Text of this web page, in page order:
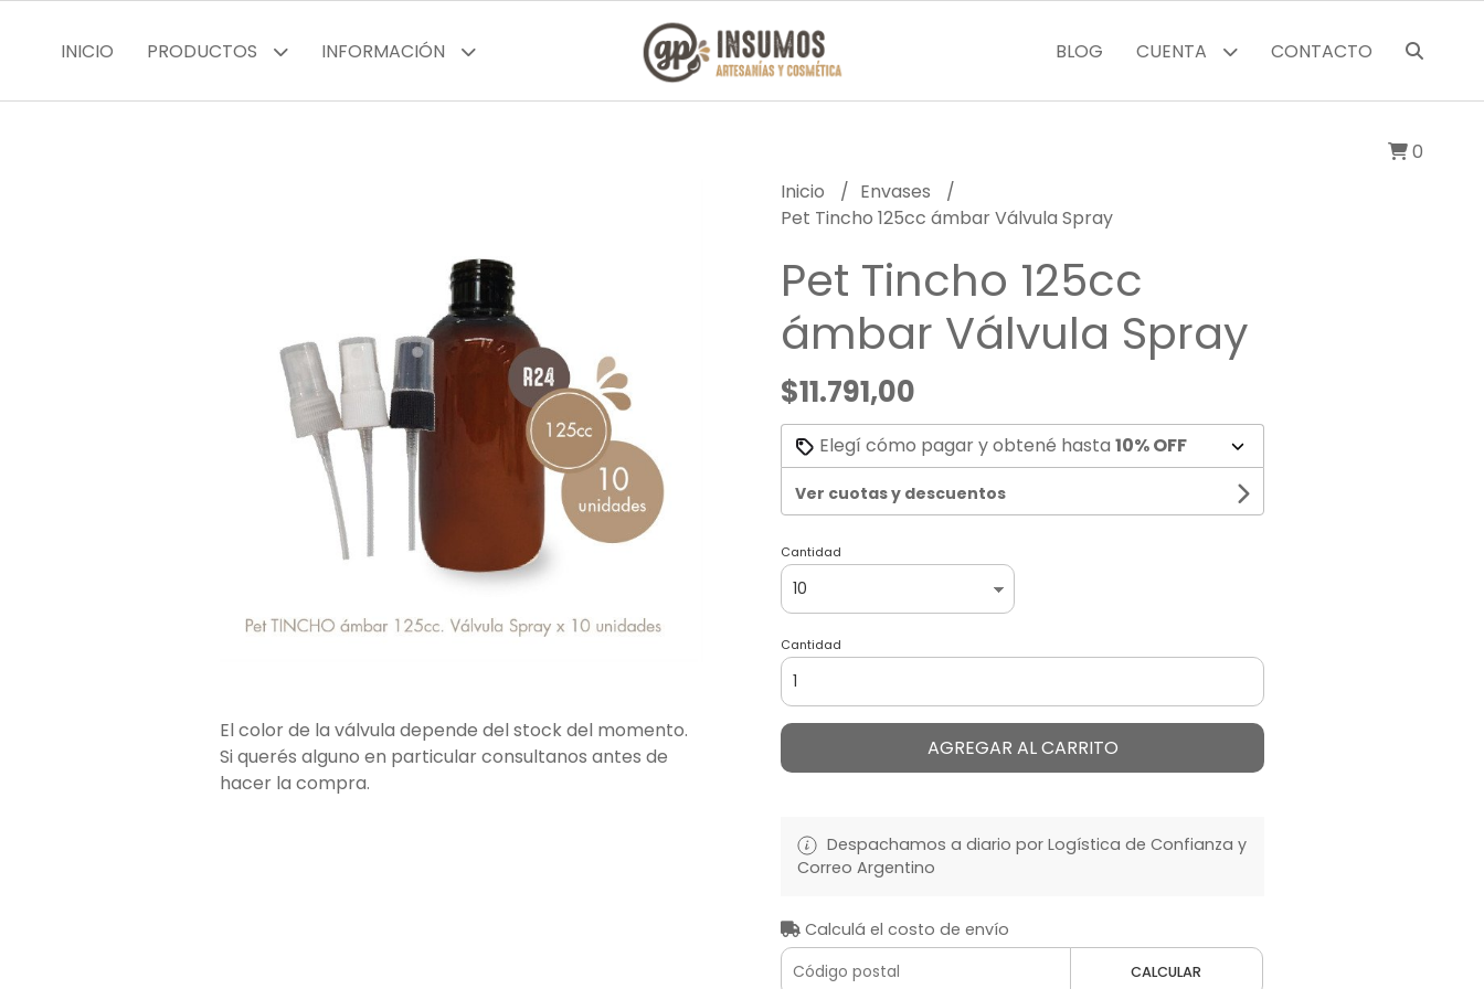
INICIO PRODUCTOS INFORMACIÓN BLOG CUENTA CONTACTO
0
El color de la válvula depende del stock del momento.
Si querés alguno en particular consultanos antes de
hacer la compra.
Inicio
Envases
Pet Tincho 125cc ámbar Válvula Spray
Pet Tincho 125cc
ámbar Válvula Spray
$11.791,00
Elegí cómo pagar y obtené hasta 10% OFF
Ver cuotas y descuentos
Cantidad
Cantidad
AGREGAR AL CARRITO
Despachamos a diario por Logística de Confianza y
Correo Argentino
Calculá el costo de envío
CALCULAR